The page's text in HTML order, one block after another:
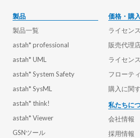
製品
製品一覧
astah* professional
astah* UML
astah* System Safety
astah* SysML
astah* think!
astah* Viewer
GSNツール
価格・購入
ライセン
販売代理
ライセン
フローテ
購入に関
私たちに
会社情報
採用情報